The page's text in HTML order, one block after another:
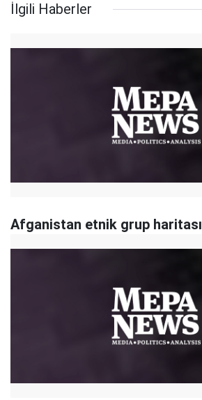
İlgili Haberler
Afganistan etnik grup haritası